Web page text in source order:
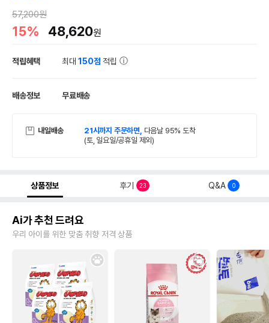
57,200원
15% 48,620원
적립혜택 최대150점 적립
배송정보 무료배송
내일배송 21시까지 주문하면, 다음날 95% 도착
(토, 일요일/공휴일 제외)
상품정보 후기 23 Q&A 0
Ai가 추천 드려요
우리 아이를 위한 맞춤 취향 저격 상품